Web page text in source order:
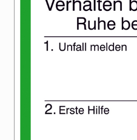
Datenschutzbelehrung
Widerrufsbelehrung